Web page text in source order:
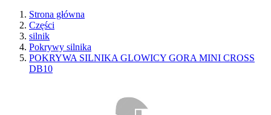
Strona główna
Części
silnik
Pokrywy silnika
POKRYWA SILNIKA GLOWICY GORA MINI CROSS
DB10